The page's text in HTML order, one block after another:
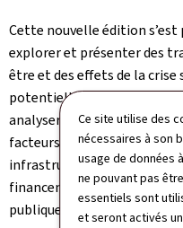
Ce site utilise des
nécessaires à son
usage de données
ne pouvant pas
essentiels sont
et seront activés
Cette nouvelle édition
explorer et présenter des
être et des effets de la crise
potentielle. Plus
analyser ou évaluer les
facteurs de croissance
infrastructures, ... ),
financement des
publique ont plus